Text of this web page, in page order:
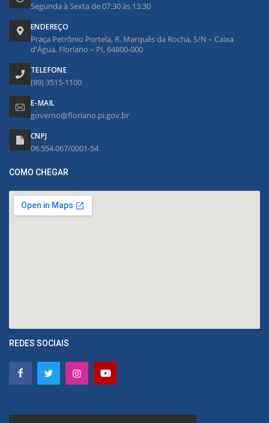
Segunda à Sexta de 07:30 às 13:30
ENDEREÇO
Praça Petrônio Portela, R. Marquês da Rocha, S/N – Caixa
d'Água, Floriano – PI, 64800-000
TELEFONE
(89) 3515-1100
E-MAIL
governo@floriano.pi.gov.br
CNPJ
06.554.067/0001-54
COMO CHEGAR
REDES SOCIAIS